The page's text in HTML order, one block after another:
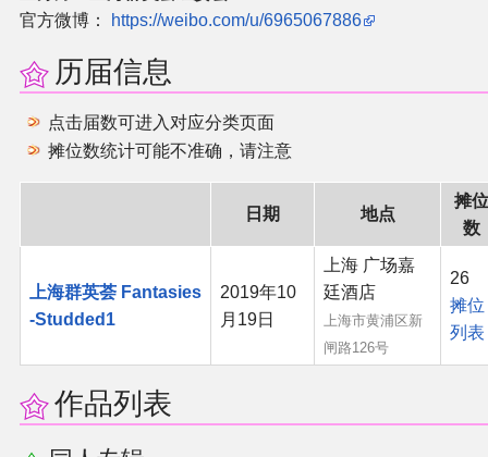
官方微博：
https://weibo.com/u/6965067886
历届信息
点击届数可进入对应分类页面
摊位数统计可能不准确，请注意
日期 地点
摊位
数
上海群英荟 Fantasies
-Studded1
2019年10
月19日
上海 广场嘉
廷酒店
上海市黄浦区新
闸路126号
26
摊位
列表
作品列表
同人志分类
同人专辑分类
同人软件列表
同人角色列表
同人视频列表
其他形式同人
THB策划